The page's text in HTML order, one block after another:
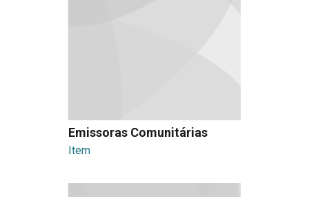
Emissoras Comunitárias
Item